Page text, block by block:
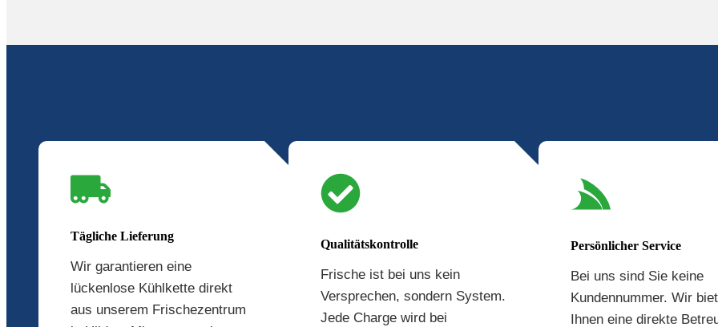
Tägliche Lieferung
Wir garantieren eine
lückenlose Kühlkette direkt
aus unserem Frischezentrum
Qualitätskontrolle
Frische ist bei uns kein
Versprechen, sondern System.
Jede Charge wird bei
Persönlicher Service
Bei uns sind Sie keine
Kundennummer. Wir
Ihnen eine direkte